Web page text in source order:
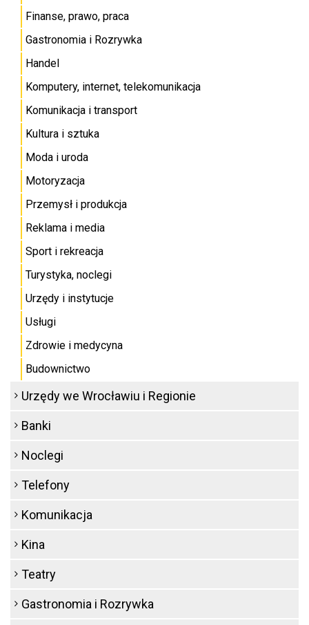
Finanse, prawo, praca
Gastronomia i Rozrywka
Handel
Komputery, internet, telekomunikacja
Komunikacja i transport
Kultura i sztuka
Moda i uroda
Motoryzacja
Przemysł i produkcja
Reklama i media
Sport i rekreacja
Turystyka, noclegi
Urzędy i instytucje
Usługi
Zdrowie i medycyna
Budownictwo
Urzędy we Wrocławiu i Regionie
Banki
Noclegi
Telefony
Komunikacja
Kina
Teatry
Gastronomia i Rozrywka